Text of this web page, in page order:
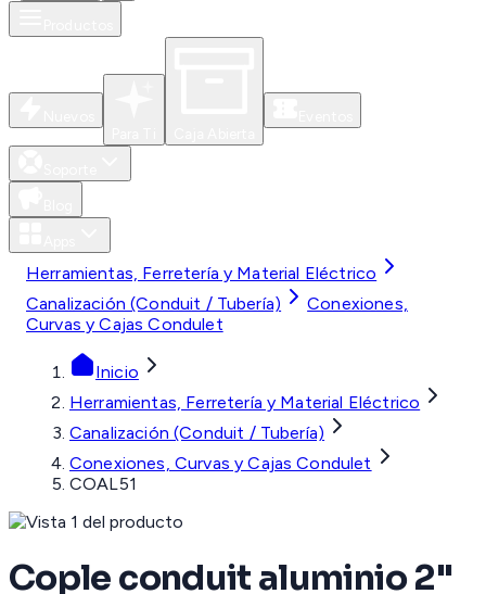
Herramientas, Ferretería y Material Eléctrico
Canalización (Conduit / Tubería)
Conexiones,
Curvas y Cajas Condulet
Inicio
Herramientas, Ferretería y Material Eléctrico
Canalización (Conduit / Tubería)
Conexiones, Curvas y Cajas Condulet
COAL51
Cople conduit aluminio 2"